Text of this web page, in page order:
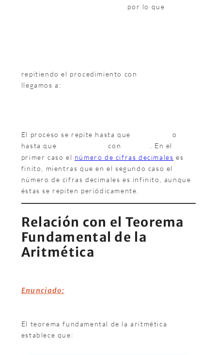
por lo que
repitiendo el procedimiento con
llegamos a:
El proceso se repite hasta que
o
hasta que
con
. En el
primer caso el número de cifras decimales es
finito, mientras que en el segundo caso el
número de cifras decimales es infinito, aunque
éstas se repiten periódicamente.
Relación con el Teorema
Fundamental de la
Aritmética
Enunciado:
El teorema fundamental de la aritmética
establece que: